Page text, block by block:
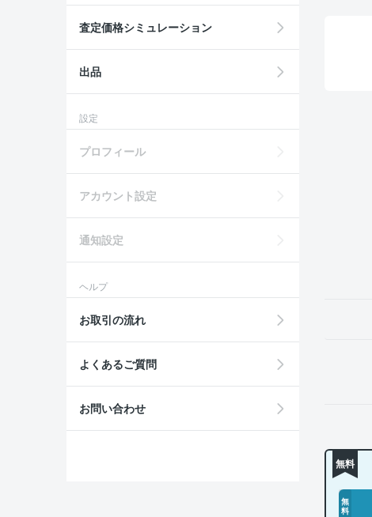
無料
無
料
査定価格シミュレーション
出品
設定
プロフィール
アカウント設定
通知設定
ヘルプ
お取引の流れ
よくあるご質問
お問い合わせ